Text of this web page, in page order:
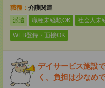
職種： 介護関連
派遣
職種未経験OK 社会人未
WEB登録・面接OK
デイサービス施設
く、負担は少なめで